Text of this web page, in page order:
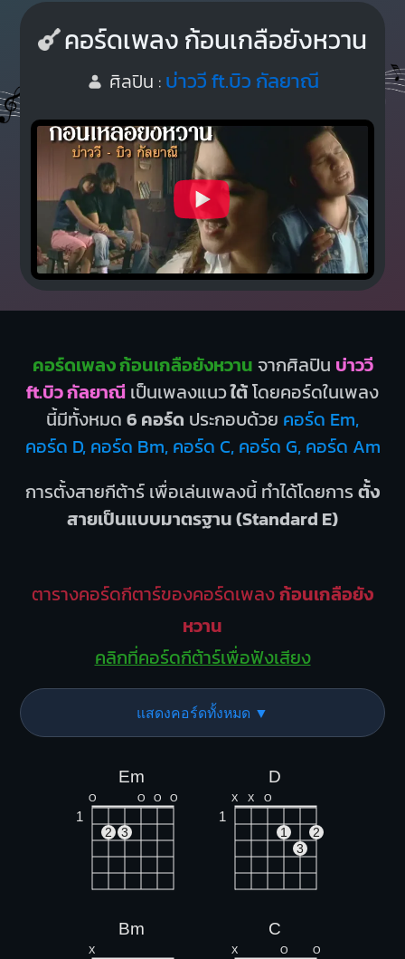
คอร์ดเพลง ก้อนเกลือยังหวาน
ศิลปิน : บ่าววี ft.บิว กัลยาณี
คอร์ดเพลง ก้อนเกลือยังหวาน จากศิลปิน บ่าววี
ft.บิว กัลยาณี เป็นเพลงแนวใต้โดยคอร์ดในเพลง
นี้มีทั้งหมด 6 คอร์ด ประกอบด้วย คอร์ด Em,
คอร์ด D, คอร์ด Bm, คอร์ด C, คอร์ด G, คอร์ด Am
การตั้งสายกีต้าร์ เพื่อเล่นเพลงนี้ ทำได้โดยการตั้ง
สายเป็นแบบมาตรฐาน (Standard E)
ตารางคอร์ดกีตาร์ของคอร์ดเพลงก้อนเกลือยัง
หวาน
คลิกที่คอร์ดกีต้าร์เพื่อฟังเสียง
แสดงคอร์ดทั้งหมด ▼
Em
O O O O
1
2 3
D
X X O
1
1
2
3
Bm
X
C
X O O